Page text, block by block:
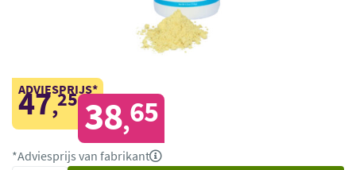
ADVIESPRIJS*
47,25 38,65
*Adviesprijs van fabrikant